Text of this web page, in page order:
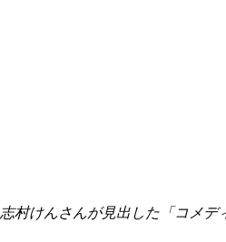
けんさんが見出した「コメデ